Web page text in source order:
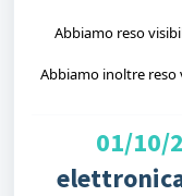
Abbiamo reso
Abbiamo inoltre reso
01/10/